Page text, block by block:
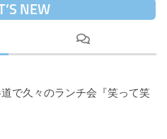
NEW
で久々のランチ会『笑って笑